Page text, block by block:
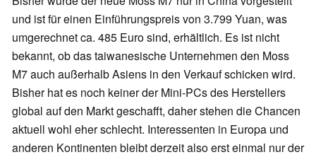
und ist für einen Einführungspreis von 3.799 Yuan, was
umgerechnet ca. 485 Euro sind, erhältlich. Es ist nicht
bekannt, ob das taiwanesische Unternehmen den Moss
M7 auch außerhalb Asiens in den Verkauf schicken wird.
Bisher hat es noch keiner der Mini-PCs des Herstellers
global auf den Markt geschafft, daher stehen die Chancen
aktuell wohl eher schlecht. Interessenten in Europa und
anderen Kontinenten bleibt derzeit also erst einmal nur der